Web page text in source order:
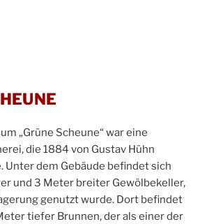
„Grüne Scheune“ war eine
die 1884 von Gustav Hühn
Unter dem Gebäude befindet sich
und 3 Meter breiter Gewölbekeller,
genutzt wurde. Dort befindet
tiefer Brunnen, der als einer der